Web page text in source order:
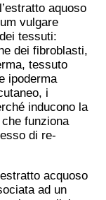
aquoso
vulgare
tessuti:
dei fibroblasti,
tessuto
ipoderma
i
inducono la
funziona
di re-
acquoso
ad un